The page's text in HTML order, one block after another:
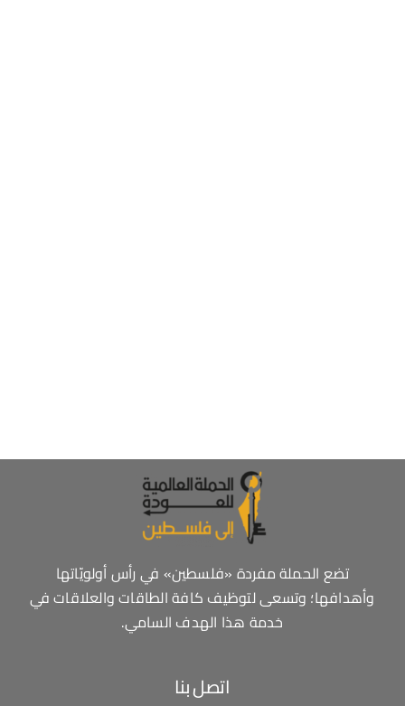
تضع الحملة مفردة «فلسطين» في رأس أولويّاتها
وأهدافها؛ وتسعى لتوظيف كافة الطاقات والعلاقات في
خدمة هذا الهدف السامي.
اتصل بنا